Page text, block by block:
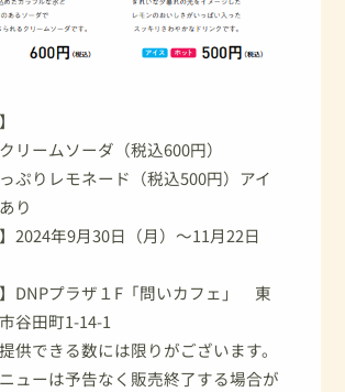
リームソーダ（税込600円）
ぷりレモネード（税込500円）アイ
り
2024年9月30日（月）～11月22日
】DNPプラザ１F「問いカフェ」 東
谷田町1-14-1
供できる数には限りがございます。
ューは予告なく販売終了する場合が